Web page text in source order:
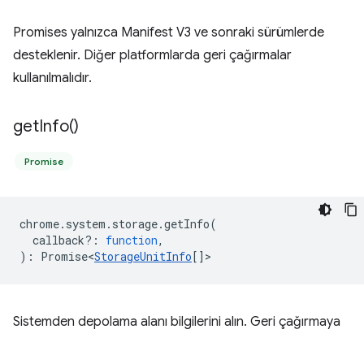
Promises yalnızca Manifest V3 ve sonraki sürümlerde
desteklenir. Diğer platformlarda geri çağırmalar
kullanılmalıdır.
getInfo()
Promise
chrome. system . storage.getInfo(
callback? : function,
) : Promise<StorageUnitInfo[] >
Sistemden depolama alanı bilgilerini alın. Geri çağırmaya